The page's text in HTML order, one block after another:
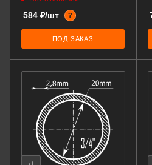
584 ₽/шт ?
ПОД ЗАКАЗ